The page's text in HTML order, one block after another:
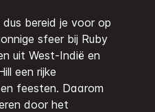
bereid je voor op
sfeer bij Ruby
uit West-Indië en
een rijke
feesten. Daarom
door het